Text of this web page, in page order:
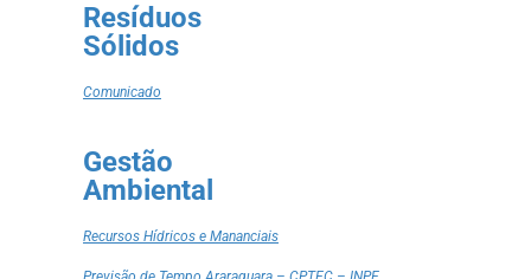
Resíduos
Sólidos
Comunicado
Gestão
Ambiental
Recursos Hídricos e Mananciais